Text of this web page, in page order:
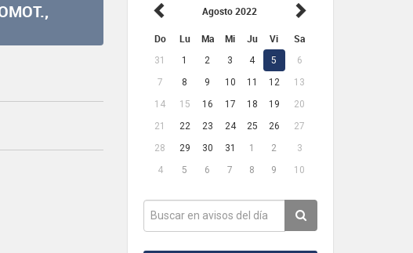
Agosto 2022
Do Lu Ma Mi Ju Vi Sa
31 1 2 3 4 5
6
7
8 9 10 11 12
13
14
15 16 17 18 19
20
21
22 23 24 25 26
27
28
29 30 31 1 2
3
4
5 6 7 8 9 10